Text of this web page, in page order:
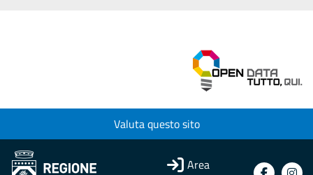
Valuta questo sito
Area